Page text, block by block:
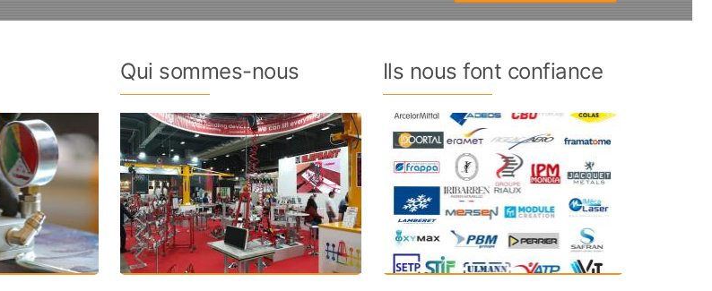
Qui sommes-nous Ils nous font confiance